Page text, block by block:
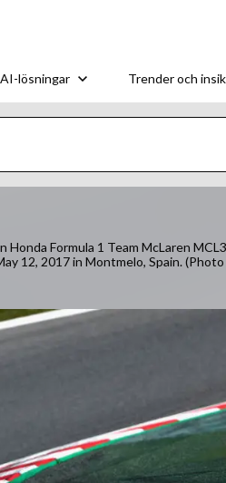
AI-lösningar Trender och
Formula 1 Team McLaren
12, 2017 in Montmelo, Spain. (Photo